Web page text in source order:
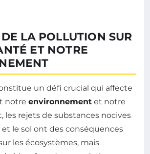
DE LA POLLUTION SUR
ET NOTRE
un défi crucial qui affecte
notre environnement et notre
les rejets de substances nocives
et le sol ont des conséquences
les écosystèmes, mais